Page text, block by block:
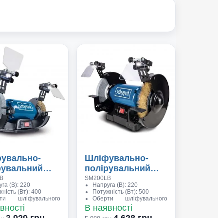
Sсheppach
(В): 220
(Вт): 400
шліфувального
(об\хв): 2850
шліфувальних
Шліфувально-
полірувальний
станок Sсheppach
SM200LB
Напруга (В): 220
Потужність (Вт): 500
Оберти шліфувального
диска (об\хв): 2950
Розмір шліфувальних
В наявності